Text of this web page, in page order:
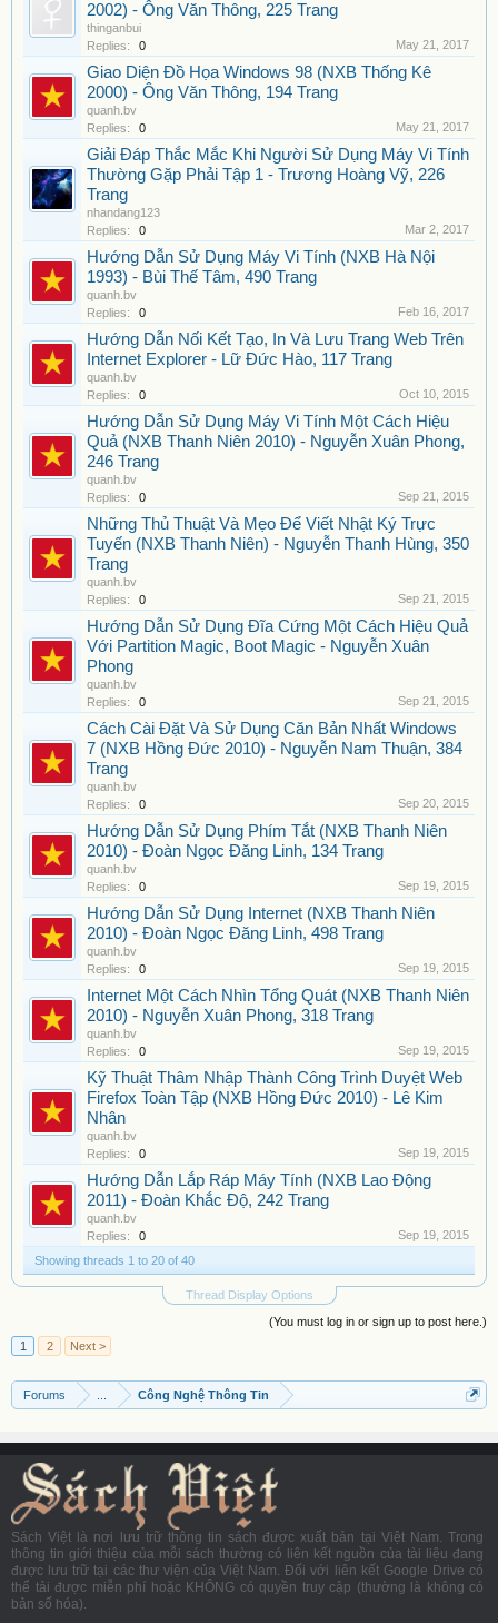
2002) - Ông Văn Thông, 225 Trang
thinganbui
Replies:
0 May 21, 2017
Giao Diện Đồ Họa Windows 98 (NXB Thống Kê
2000) - Ông Văn Thông, 194 Trang
quanh.bv
Replies:
0 May 21, 2017
Giải Đáp Thắc Mắc Khi Người Sử Dụng Máy Vi Tính
Thường Gặp Phải Tập 1 - Trương Hoàng Vỹ, 226
Trang
nhandang123
Replies:
0 Mar 2, 2017
Hướng Dẫn Sử Dụng Máy Vi Tính (NXB Hà Nội
1993) - Bùi Thế Tâm, 490 Trang
quanh.bv
Replies:
0 Feb 16, 2017
Hướng Dẫn Nối Kết Tạo, In Và Lưu Trang Web Trên
Internet Explorer - Lữ Đức Hào, 117 Trang
quanh.bv
Replies:
0 Oct 10, 2015
Hướng Dẫn Sử Dụng Máy Vi Tính Một Cách Hiệu
Quả (NXB Thanh Niên 2010) - Nguyễn Xuân Phong,
246 Trang
quanh.bv
Replies:
0 Sep 21, 2015
Những Thủ Thuật Và Mẹo Để Viết Nhật Ký Trực
Tuyến (NXB Thanh Niên) - Nguyễn Thanh Hùng, 350
Trang
quanh.bv
Replies:
0 Sep 21, 2015
Hướng Dẫn Sử Dụng Đĩa Cứng Một Cách Hiệu Quả
Với Partition Magic, Boot Magic - Nguyễn Xuân
Phong
quanh.bv
Replies:
0 Sep 21, 2015
Cách Cài Đặt Và Sử Dụng Căn Bản Nhất Windows
7 (NXB Hồng Đức 2010) - Nguyễn Nam Thuận, 384
Trang
quanh.bv
Replies:
0 Sep 20, 2015
Hướng Dẫn Sử Dụng Phím Tắt (NXB Thanh Niên
2010) - Đoàn Ngọc Đăng Linh, 134 Trang
quanh.bv
Replies:
0 Sep 19, 2015
Hướng Dẫn Sử Dụng Internet (NXB Thanh Niên
2010) - Đoàn Ngọc Đăng Linh, 498 Trang
quanh.bv
Replies:
0 Sep 19, 2015
Internet Một Cách Nhìn Tổng Quát (NXB Thanh Niên
2010) - Nguyễn Xuân Phong, 318 Trang
quanh.bv
Replies:
0 Sep 19, 2015
Kỹ Thuật Thâm Nhập Thành Công Trình Duyệt Web
Firefox Toàn Tập (NXB Hồng Đức 2010) - Lê Kim
Nhân
quanh.bv
Replies:
0 Sep 19, 2015
Hướng Dẫn Lắp Ráp Máy Tính (NXB Lao Động
2011) - Đoàn Khắc Độ, 242 Trang
quanh.bv
Replies:
0
Sep 19, 2015
Showing threads 1 to 20 of 40
Thread Display Options
(You must log in or sign up to post here.)
1
2 Next >
Forums Công Nghệ Thông Tin
Sách Việt là nơi lưu trữ thông tin sách được xuất bản tại Việt Nam. Trong
thông tin giới thiệu của mỗi sách thường có liên kết nguồn của tài liệu đang
được lưu trữ tại các thư viện của Việt Nam. Đối với liên kết Google Drive có
thể tải được miễn phí hoặc KHÔNG có quyền truy cập (thường là không có
bản số hóa).